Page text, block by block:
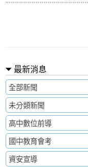
最新消息
全部新聞
未分類新聞
高中數位前導
國中教育會考
資安宣導